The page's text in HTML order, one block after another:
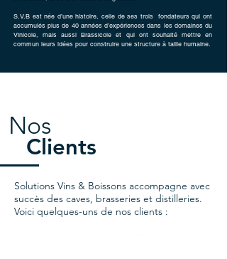
S.V.B est née d’une histoire, celle de ses trois fondateurs qui ont
accumulés plus de 40 années d’expériences dans les domaines du
Vinicole, mais aussi Brassicole et qui ont souhaité mettre en
commun leurs idées pour construire une structure à taille humaine.
Nos
Clients
Solutions Vins & Boissons accompagne avec
succès des caves, brasseries et distilleries.
Voici quelques-uns de nos clients :